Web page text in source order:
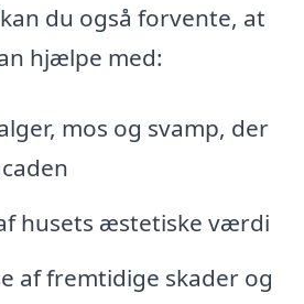
du også forvente, at
hjælpe med:
mos og svamp, der
husets æstetiske værdi
af fremtidige skader og